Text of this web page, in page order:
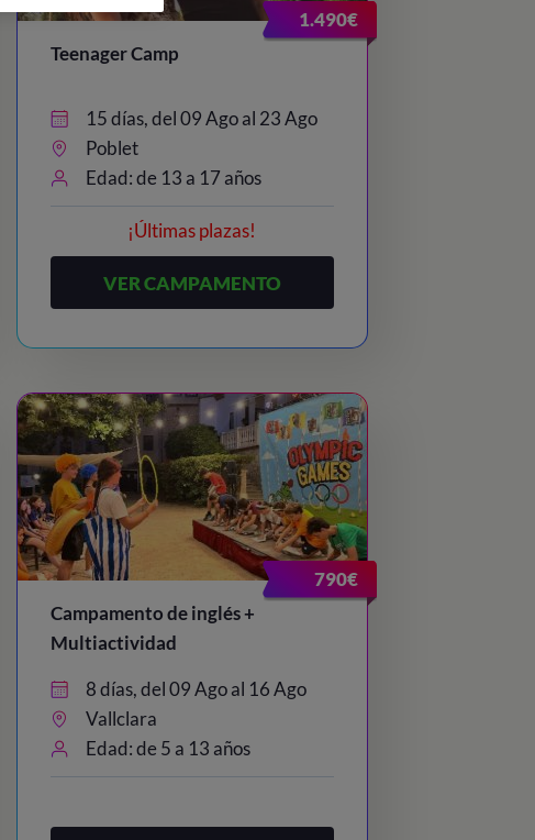
1.490€
Teenager Camp
15 días, del 09 Ago al 23 Ago
Poblet
Edad: de 13 a 17 años
¡Últimas plazas!
VER CAMPAMENTO
790€
Campamento de inglés +
Multiactividad
8 días, del 09 Ago al 16 Ago
Vallclara
Edad: de 5 a 13 años